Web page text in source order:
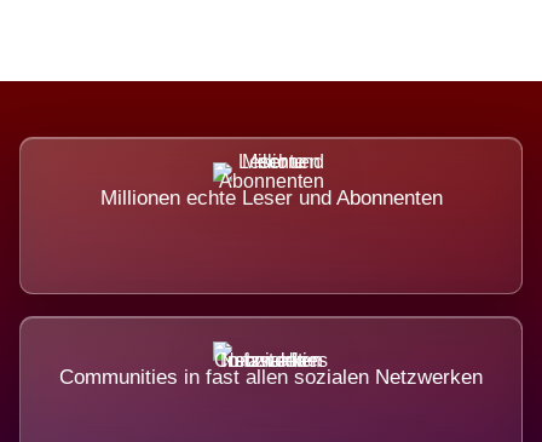
Millionen echte Leser und Abonnenten
Communities in fast allen sozialen Netzwerken